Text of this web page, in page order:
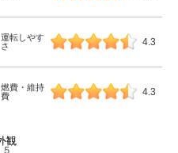
運転しやす
さ
4.3
燃費・維持
費
4.3